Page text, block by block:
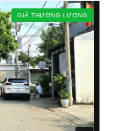
GIÁ THƯƠNG LƯỢNG